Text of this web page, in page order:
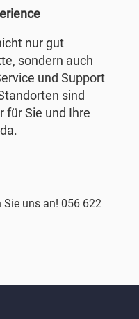
nur gut
sondern auch
und Support
sind
für Sie und Ihre
Sie uns an! 056 622